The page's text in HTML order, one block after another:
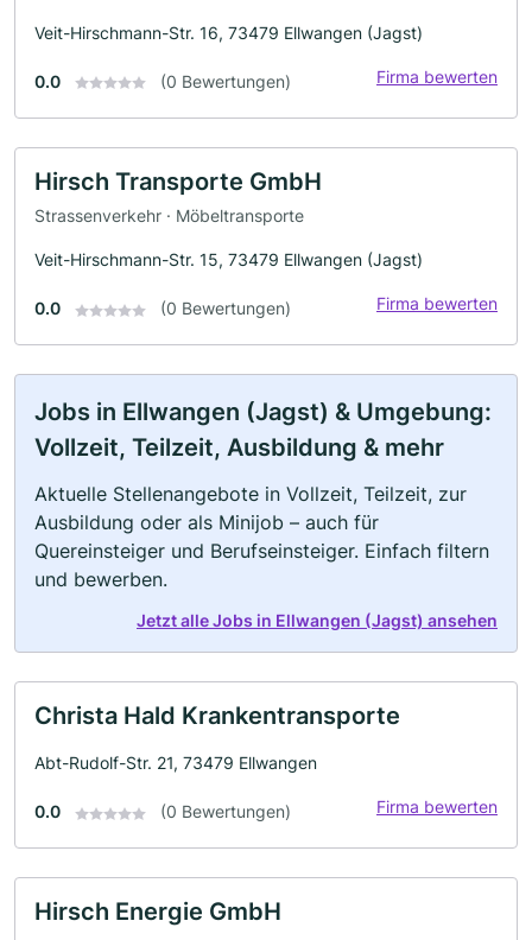
Veit-Hirschmann-Str. 16, 73479 Ellwangen (Jagst)
0.0 (0 Bewertungen) Firma bewerten
Hirsch Transporte GmbH
Strassenverkehr · Möbeltransporte
Veit-Hirschmann-Str. 15, 73479 Ellwangen (Jagst)
0.0 (0 Bewertungen) Firma bewerten
Jobs in Ellwangen (Jagst) & Umgebung:
Vollzeit, Teilzeit, Ausbildung & mehr
Aktuelle Stellenangebote in Vollzeit, Teilzeit, zur
Ausbildung oder als Minijob – auch für
Quereinsteiger und Berufseinsteiger. Einfach filtern
und bewerben.
Jetzt alle Jobs in Ellwangen (Jagst) ansehen
Christa Hald Krankentransporte
Abt-Rudolf-Str. 21, 73479 Ellwangen
0.0 (0 Bewertungen) Firma bewerten
Hirsch Energie GmbH